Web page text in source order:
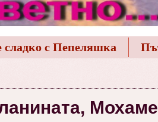
сладко с Пепеляшка